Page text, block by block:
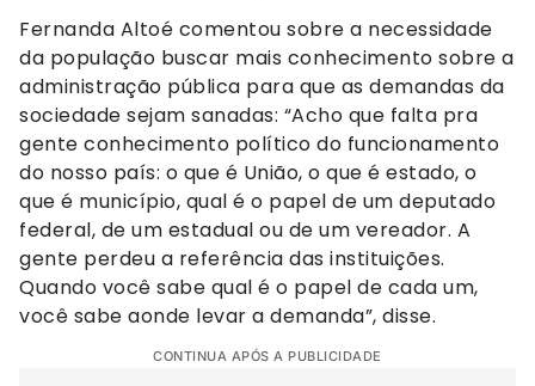
Fernanda Altoé comentou sobre a necessidade
da população buscar mais conhecimento sobre a
administração pública para que as demandas da
sociedade sejam sanadas: “Acho que falta pra
gente conhecimento político do funcionamento
do nosso país: o que é União, o que é estado, o
que é município, qual é o papel de um deputado
federal, de um estadual ou de um vereador. A
gente perdeu a referência das instituições.
Quando você sabe qual é o papel de cada um,
você sabe aonde levar a demanda”, disse.
CONTINUA APÓS A PUBLICIDADE